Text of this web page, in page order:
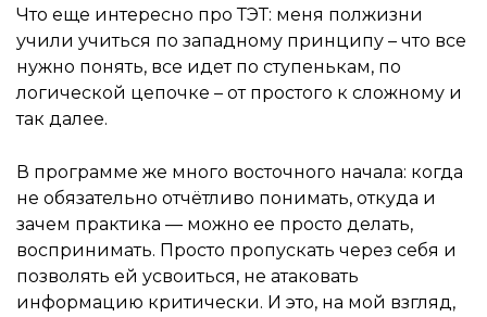
Что еще интересно про ТЭТ: меня полжизни
учили учиться по западному принципу – что все
нужно понять, все идет по ступенькам, по
логической цепочке – от простого к сложному и
так далее.
В программе же много восточного начала: когда
не обязательно отчётливо понимать, откуда и
зачем практика — можно ее просто делать,
воспринимать. Просто пропускать через себя и
позволять ей усвоиться, не атаковать
информацию критически. И это, на мой взгляд,